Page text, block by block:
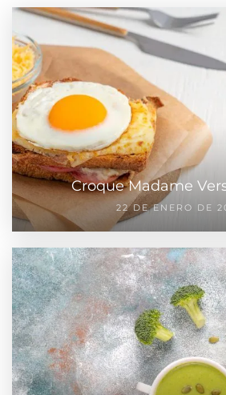
Croque Madame
22 DE ENERO DE